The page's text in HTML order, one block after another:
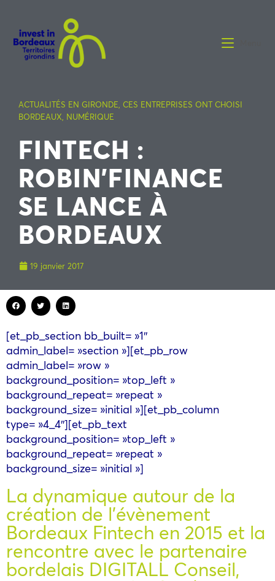
ACTUALITÉS EN GIRONDE, CES ENTREPRISES ONT CHOISI
BORDEAUX, NUMÉRIQUE
FINTECH :
ROBIN’FINANCE
SE LANCE À
BORDEAUX
19 janvier 2017
[et_pb_section bb_built= »1″
admin_label= »section »][et_pb_row
admin_label= »row »
background_position= »top_left »
background_repeat= »repeat »
background_size= »initial »][et_pb_column
type= »4_4″][et_pb_text
background_position= »top_left »
background_repeat= »repeat »
background_size= »initial »]
La dynamique autour de la
création de l’évènement
Bordeaux Fintech en 2015 et la
rencontre avec le partenaire
bordelais DIGITALL Conseil,